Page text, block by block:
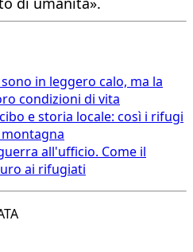
in leggero calo, ma la
condizioni di vita
e storia locale: così i rifugi
montagna
all'ufficio. Come il
ai rifugiati